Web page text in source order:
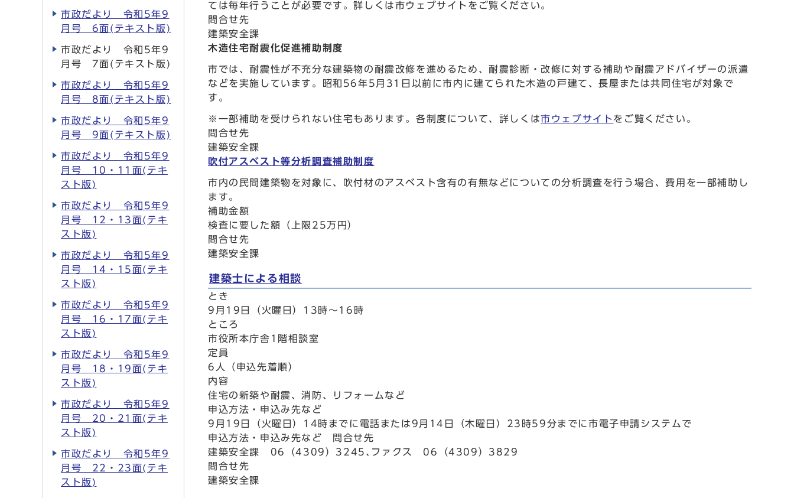
ては毎年行うことが必要です。詳しくは市ウェブサイトをご覧ください。
問合せ先
建築安全課
木造住宅耐震化促進補助制度
市では、耐震性が不充分な建築物の耐震改修を進めるため、耐震診断・改修に対する補助や耐震アドバイザーの派遣
などを実施しています。昭和56年5月31日以前に市内に建てられた木造の戸建て、長屋または共同住宅が対象で
す。
※一部補助を受けられない住宅もあります。各制度について、詳しくは市ウェブサイト をご覧ください。
問合せ先
建築安全課
吹付アスベスト等分析調査補助制度
市内の民間建築物を対象に、吹付材のアスベスト含有の有無などについての分析調査を行う場合、費用を一部補助し
ます。
補助金額
検査に要した額（上限25万円）
問合せ先
建築安全課
建築士による相談
とき
9月19日（火曜日）13時～16時
ところ
市役所本庁舎1階相談室
定員
6人（申込先着順）
内容
住宅の新築や耐震、消防、リフォームなど
申込方法・申込み先など
9月19日（火曜日）14時までに電話または9月14日（木曜日）23時59分までに市電子申請システムで
申込方法・申込み先など 問合せ先
建築安全課 06（4309）3245､ファクス 06（4309）3829
問合せ先
建築安全課
市政だより 令和5年9
月号 6面(テキスト版)
市政だより 令和5年9
月号 7面(テキスト版)
市政だより 令和5年9
月号 8面(テキスト版)
市政だより 令和5年9
月号 9面(テキスト版)
市政だより 令和5年9
月号 10・11面(テキ
スト版)
市政だより 令和5年9
月号 12・13面(テキ
スト版)
市政だより 令和5年9
月号 14・15面(テキ
スト版)
市政だより 令和5年9
月号 16・17面(テキ
スト版)
市政だより 令和5年9
月号 18・19面(テキ
スト版)
市政だより 令和5年9
月号 20・21面(テキ
スト版)
市政だより 令和5年9
月号 22・23面(テキ
スト版)